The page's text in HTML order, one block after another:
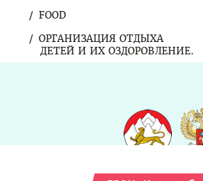
FOOD
ОРГАНИЗАЦИЯ ОТДЫХА
ДЕТЕЙ И ИХ ОЗДОРОВЛЕНИЕ.